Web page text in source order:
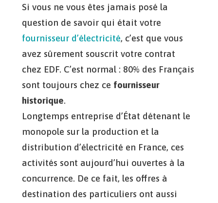
Si vous ne vous êtes jamais posé la
question de savoir qui était votre
fournisseur d’électricité, c’est que vous
avez sûrement souscrit votre contrat
chez EDF. C’est normal : 80% des Français
sont toujours chez ce fournisseur
historique.
Longtemps entreprise d’État détenant le
monopole sur la production et la
distribution d’électricité en France, ces
activités sont aujourd’hui ouvertes à la
concurrence. De ce fait, les offres à
destination des particuliers ont aussi